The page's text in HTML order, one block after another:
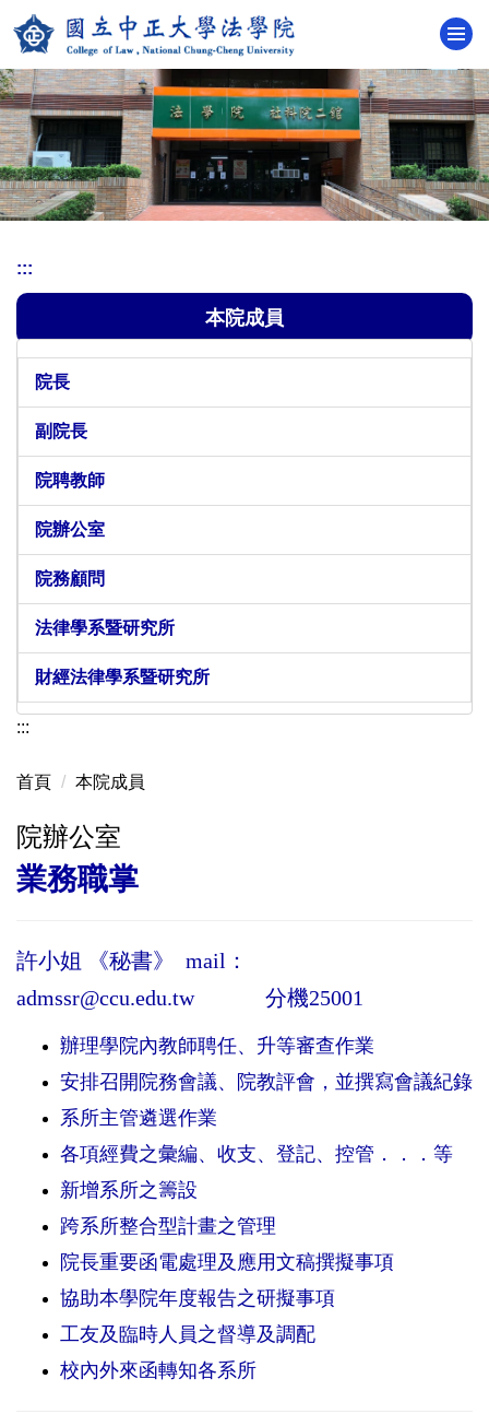
跳
到
主
要
內
容
區
:::
本院成員
院長
副院長
院聘教師
院辦公室
院務顧問
法律學系暨研究所
財經法律學系暨研究所
:::
首頁 本院成員
院辦公室
業務職掌
許小姐 《秘書》 mail：
admssr@ccu.edu.tw 分機25001
辦理學院內教師聘任、升等審查作業
安排召開院務會議、院教評會，並撰寫會議紀錄
系所主管遴選作業
各項經費之彙編、收支、登記、控管．．．等
新增系所之籌設
跨系所整合型計畫之管理
院長重要函電處理及應用文稿撰擬事項
協助本學院年度報告之研擬事項
工友及臨時人員之督導及調配
校內外來函轉知各系所